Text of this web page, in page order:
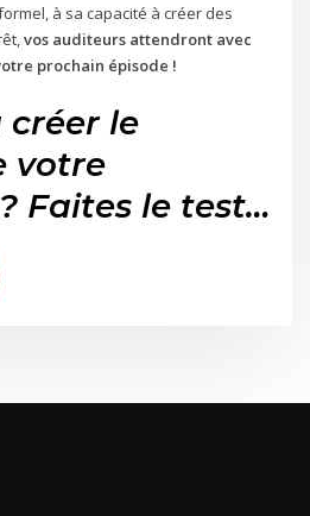
à sa capacité à créer des
vos auditeurs attendront avec
prochain épisode !
créer le
votre
Faites le test…